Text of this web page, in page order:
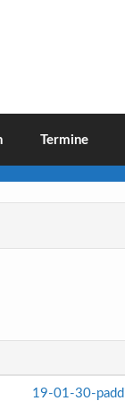
Termine
19-01-30-